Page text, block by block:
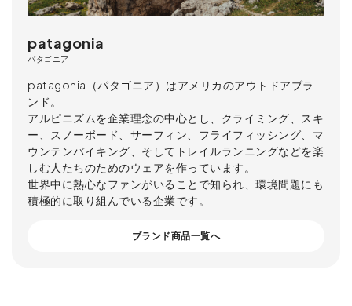
patagonia
パタゴニア
patagonia（パタゴニア）はアメリカのアウトドアブラ
ンド。
アルピニズムを企業理念の中心とし、クライミング、スキ
ー、スノーボード、サーフィン、フライフィッシング、マ
ウンテンバイキング、そしてトレイルランニングなどを楽
しむ人たちのためのウェアを作っています。
世界中に熱心なファンがいることで知られ、環境問題にも
積極的に取り組んでいる企業です。
ブランド商品一覧へ